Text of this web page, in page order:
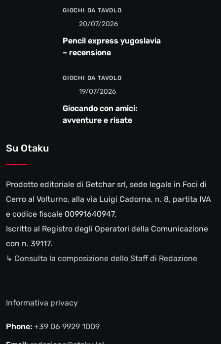
GIOCHI DA TAVOLO
20/07/2026
Pencil express yugoslavia
– recensione
GIOCHI DA TAVOLO
19/07/2026
Giocando con amici:
avventure e risate
Su Otaku
Prodotto editoriale di Getchar srl, sede legale in Foci di
Cerro al Volturno, alla via Luigi Cadorna, n. 8, partita IVA
e codice fiscale 00991640947.
Iscritto al Registro degli Operatori della Comunicazione
con n. 39117.
↳ Consulta la composizione dello Staff di Redazione
Informativa privacy
Phone: +39 06 9929 1009